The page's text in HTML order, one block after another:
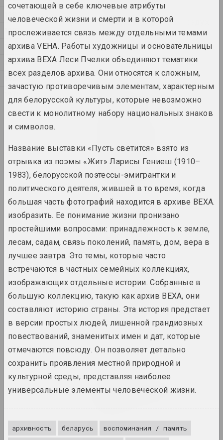
1987
1985
1984
1982
Иногда я держусь за воздух
2024. масштабная выставка
КУРС ТУГА
Материя искусства
2024. масштабная выставка
Онирическая реальность
2024. масштабная выставка
Свет и потери на бумаге
Страсти по архитектуре
2024. масштабная выставка
Что даёт вам искусство?
2024. персональная выставка
Чувство безопасности
2024. групповой проект
A Little Strange
2024. выставка
Крохолев Кирилл, Руслан Вашкевич,
Виктор Николаев , Арт Фестиваль
2024. фестиваль
Алексей Шлык
сочетающей в себе ключевые атрибуты
человеческой жизни и смерти и в которой
прослеживается связь между отдельными темами
архива VEHA. Работы художницы и основательницы
архива ВЕХА Леси Пчелки объединяют тематики
всех разделов архива. Они относятся к сложным,
зачастую противоречивым элементам, характерным
для белорусской культуры, которые невозможно
свести к монолитному набору национальных знаков
и символов.
Название выставки «Пусть светится» взято из
отрывка из поэмы «Жит» Ларисы Гениеш (1910–
1983), белорусской поэтессы-эмигрантки и
политического деятеля, жившей в то время, когда
большая часть фотографий находится в архиве ВЕХА.
изобразить. Ее понимание жизни пронизано
простейшими вопросами: принадлежность к земле,
лесам, садам, связь поколений, память, дом, вера в
лучшее завтра. Это темы, которые часто
встречаются в частных семейных коллекциях,
изображающих отдельные истории. Собранные в
большую коллекцию, такую ​​как архив ВЕХА, они
составляют историю страны. Эта история предстает
в версии простых людей, лишенной грандиозных
повествований, знаменитых имен и дат, которые
отмечаются повсюду. Он позволяет детально
сохранить проявления местной природной и
культурной среды, представляя наиболее
универсальные элементы человеческой жизни.
архивность беларусь
воспоминания / память